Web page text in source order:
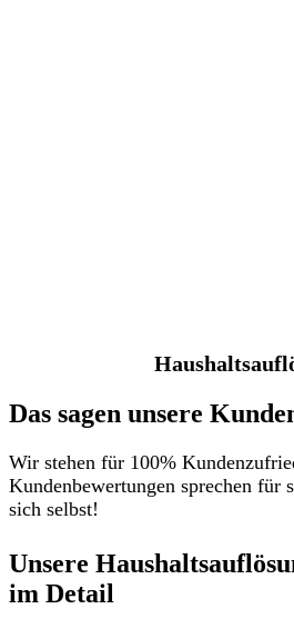
Das sagen unsere
Wir stehen für 100%
Kundenbewertungen sprechen für
sich selbst!
Unsere
im Detail​